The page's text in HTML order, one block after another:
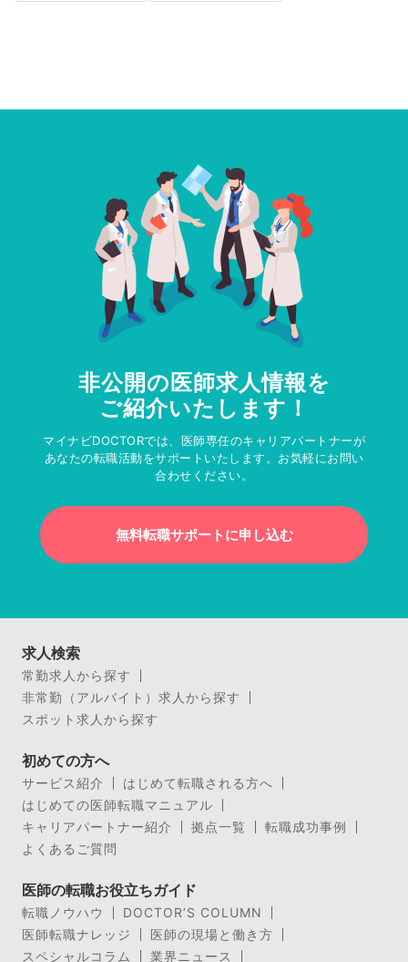
非公開の医師求人情報を
ご紹介いたします！
マイナビDOCTORでは、医師専任のキャリアパートナーが
あなたの転職活動をサポートいたします。お気軽にお問い
合わせください。
無料転職サポートに申し込む
求人検索
常勤求人から探す
非常勤（アルバイト）求人から探す
スポット求人から探す
初めての方へ
サービス紹介
はじめて転職される方へ
はじめての医師転職マニュアル
キャリアパートナー紹介
拠点一覧
転職成功事例
よくあるご質問
医師の転職お役立ちガイド
転職ノウハウ
DOCTOR’S COLUMN
医師転職ナレッジ
医師の現場と働き方
スペシャルコラム
業界ニュース